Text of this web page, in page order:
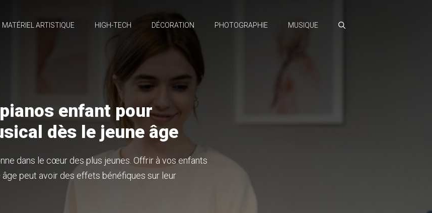
MATÉRIEL ARTISTIQUE HIGH-TECH DÉCORATION PHOTOGRAPHIE MUSIQUE
enfant pour
dès le jeune âge
dans le cœur des plus jeunes. Offrir à vos enfants
peut avoir des effets bénéfiques sur leur